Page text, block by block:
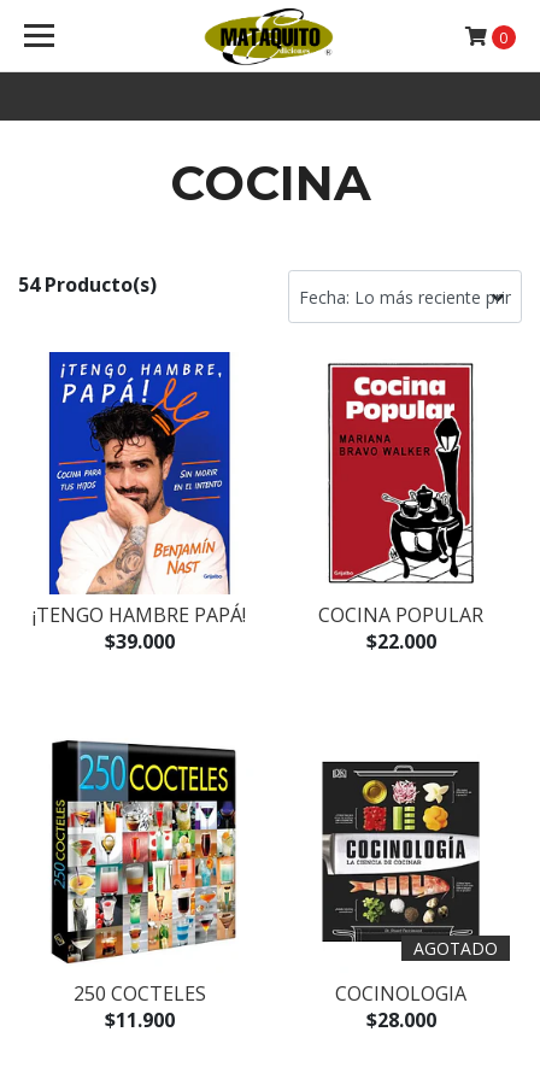
0
COCINA
54 Producto(s)
¡TENGO HAMBRE PAPÁ!
$39.000
COCINA POPULAR
$22.000
250 COCTELES
$11.900
AGOTADO
COCINOLOGIA
$28.000